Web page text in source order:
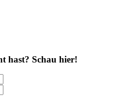
hast? Schau hier!